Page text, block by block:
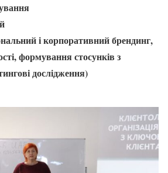
і корпоративний брендинг,
формування стосунків з
дослідження)